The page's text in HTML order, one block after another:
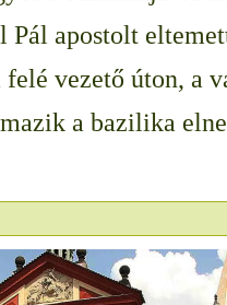
Pál apostolt
vezető úton, a
a bazilika